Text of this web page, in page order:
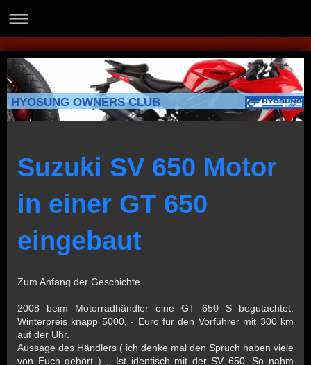
HYOSUNG OWNERS CLUB
Suzuki SV 650 Motor
in einer GT 650
eingebaut
Zum Anfang der Geschichte
2008 beim Motorradhändler eine GT 650 S begutachtet.
Winterpreis knapp 5000, - Euro für den Vorführer mit 300 km
auf der Uhr.
Aussage des Händlers ( ich denke mal den Spruch haben viele
von Euch gehört ) ,, Ist identisch mit der SV 650. So nahm